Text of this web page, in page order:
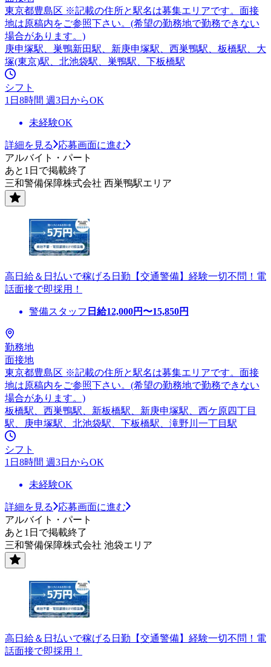
東京都豊島区 ※記載の住所と駅名は募集エリアです。面接
地は原稿内をご参照下さい。(希望の勤務地で勤務できない
場合があります。)
庚申塚駅、巣鴨新田駅、新庚申塚駅、西巣鴨駅、板橋駅、大
塚(東京)駅、北池袋駅、巣鴨駅、下板橋駅
シフト
1日8時間 週3日からOK
未経験OK
詳細を見る
応募画面に進む
アルバイト・パート
あと1日で掲載終了
三和警備保障株式会社 西巣鴨駅エリア
高日給＆日払いで稼げる日勤【交通警備】経験一切不問！電
話面接で即採用！
警備スタッフ 日給12,000円〜15,850円
勤務地
面接地
東京都豊島区 ※記載の住所と駅名は募集エリアです。面接
地は原稿内をご参照下さい。(希望の勤務地で勤務できない
場合があります。)
板橋駅、西巣鴨駅、新板橋駅、新庚申塚駅、西ケ原四丁目
駅、庚申塚駅、北池袋駅、下板橋駅、滝野川一丁目駅
シフト
1日8時間 週3日からOK
未経験OK
詳細を見る
応募画面に進む
アルバイト・パート
あと1日で掲載終了
三和警備保障株式会社 池袋エリア
高日給＆日払いで稼げる日勤【交通警備】経験一切不問！電
話面接で即採用！